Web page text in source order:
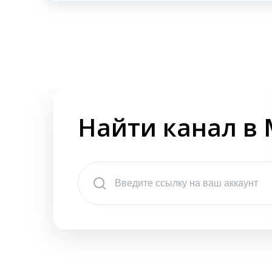
Найти канал в